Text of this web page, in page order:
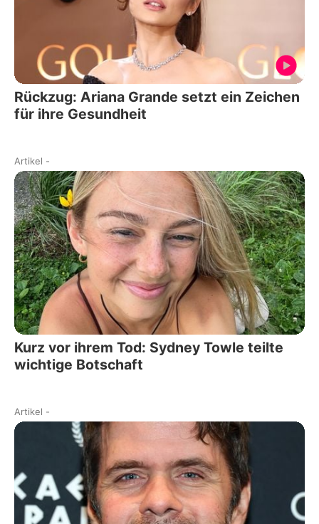
Rückzug: Ariana Grande setzt ein Zeichen
für ihre Gesundheit
Artikel -
Kurz vor ihrem Tod: Sydney Towle teilte
wichtige Botschaft
Artikel -